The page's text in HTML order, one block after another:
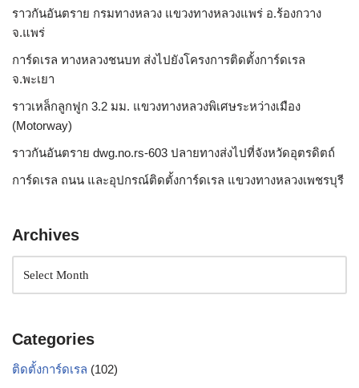
ราวกันอันตราย กรมทางหลวง แขวงทางหลวงแพร่ อ.ร้องกวาง
จ.แพร่
การ์ดเรล ทางหลวงชนบท ส่งไปยังโครงการติดตั้งการ์ดเรล
จ.พะเยา
ราวเหล็กลูกฟูก 3.2 มม. แขวงทางหลวงพิเศษระหว่างเมือง
(Motorway)
ราวกันอันตราย dwg.no.rs-603 ปลายทางส่งไปที่จังหวัดอุตรดิตถ์
การ์ดเรล ถนน และอุปกรณ์ติดตั้งการ์ดเรล แขวงทางหลวงเพชรบุรี
Archives
Categories
ติดตั้งการ์ดเรล (102)